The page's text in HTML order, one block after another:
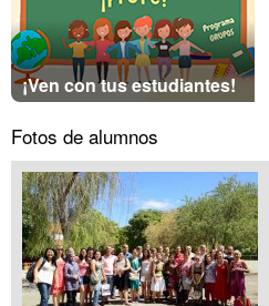
¡Ven con tus estudiantes!
Fotos de alumnos